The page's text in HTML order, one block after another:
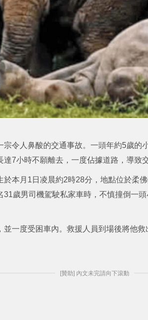
宗令人鼻酸的交通事故。一頭年約5歲的
7小時不願離去，一度佔據道路，導致
於本月1日凌晨約2時28分，地點位於柔
31歲男司機駕駛私家車時，不慎撞倒一
並一度受困車內。救援人員到場後將他
[贊助] 內文未完請向下滾動